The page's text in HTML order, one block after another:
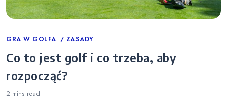
Categories
GRA W GOLFA ZASADY
Co to jest golf i co trzeba, aby
rozpocząć?
2 mins read